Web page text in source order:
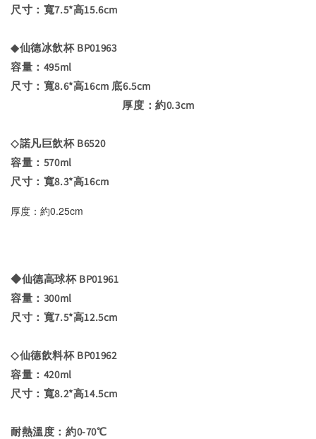
尺寸：寬7.5*高15.6cm
◆仙德冰飲杯 BP01963
容量：495ml
尺寸：寬8.6*高16cm 底6.5cm
厚度：約0.3cm
◇諾凡巨飲杯 B6520
容量：570ml
尺寸：寬8.3*高16cm
厚度：約0.25cm
◆仙德高球杯 BP01961
容量：300ml
尺寸：寬7.5*高12.5cm
◇仙德飲料杯 BP01962
容量：420ml
尺寸：寬8.2*高14.5cm
耐熱溫度：約0-70℃